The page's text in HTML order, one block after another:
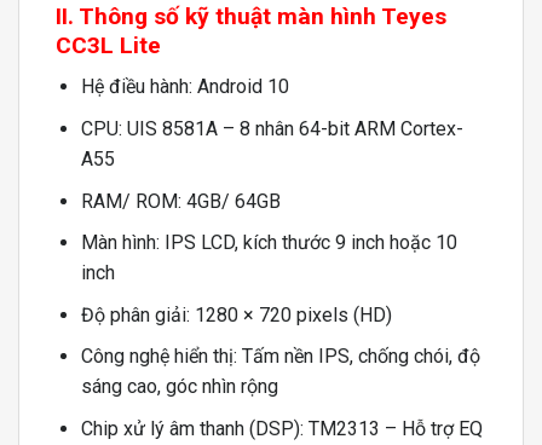
II. Thông số kỹ thuật màn hình Teyes
CC3L Lite
Hệ điều hành: Android 10
CPU: UIS 8581A – 8 nhân 64-bit ARM Cortex-
A55
RAM/ ROM: 4GB/ 64GB
Màn hình: IPS LCD, kích thước 9 inch hoặc 10
inch
Độ phân giải: 1280 × 720 pixels (HD)
Công nghệ hiển thị: Tấm nền IPS, chống chói, độ
sáng cao, góc nhìn rộng
Chip xử lý âm thanh (DSP): TM2313 – Hỗ trợ EQ